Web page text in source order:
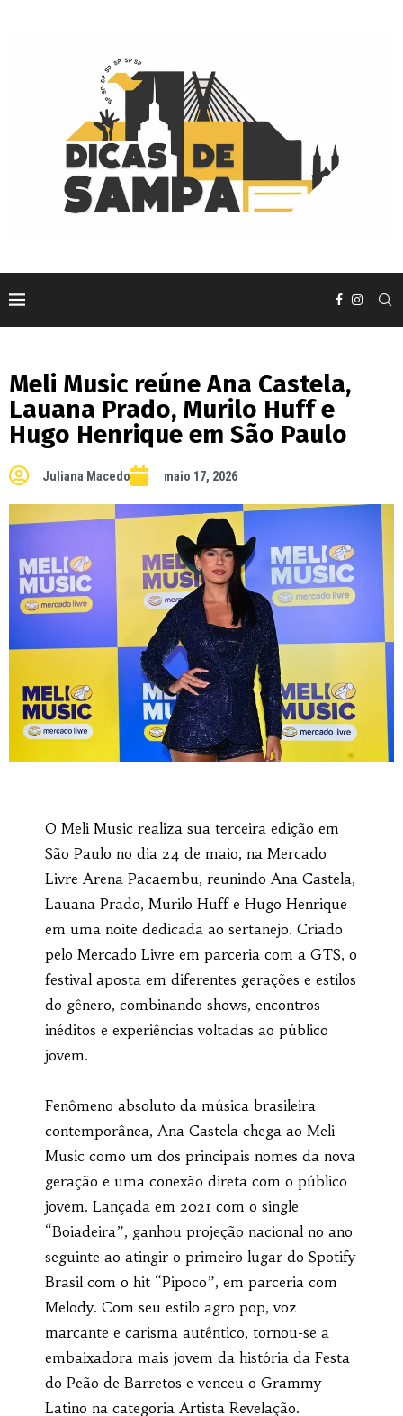
Meli Music reúne Ana Castela,
Lauana Prado, Murilo Huff e
Hugo Henrique em São Paulo
Juliana Macedo maio 17, 2026
O Meli Music realiza sua terceira edição em
São Paulo no dia 24 de maio, na Mercado
Livre Arena Pacaembu, reunindo Ana Castela,
Lauana Prado, Murilo Huff e Hugo Henrique
em uma noite dedicada ao sertanejo. Criado
pelo Mercado Livre em parceria com a GTS, o
festival aposta em diferentes gerações e estilos
do gênero, combinando shows, encontros
inéditos e experiências voltadas ao público
jovem.
Fenômeno absoluto da música brasileira
contemporânea, Ana Castela chega ao Meli
Music como um dos principais nomes da nova
geração e uma conexão direta com o público
jovem. Lançada em 2021 com o single
“Boiadeira”, ganhou projeção nacional no ano
seguinte ao atingir o primeiro lugar do Spotify
Brasil com o hit “Pipoco”, em parceria com
Melody. Com seu estilo agro pop, voz
marcante e carisma autêntico, tornou-se a
embaixadora mais jovem da história da Festa
do Peão de Barretos e venceu o Grammy
Latino na categoria Artista Revelação.